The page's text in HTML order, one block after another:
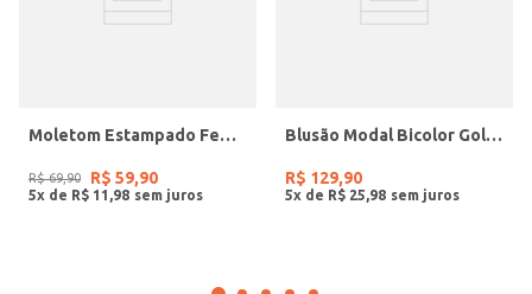
Moletom Estampado Feminino MESCLA
R$ 69,90 R$ 59,90
5x de R$ 11 98
Blusão Modal Bicolor Gola Polo Feminino PRETO/PRETO/OFF WHITE
R$ 129,90
5x de R$ 25 98